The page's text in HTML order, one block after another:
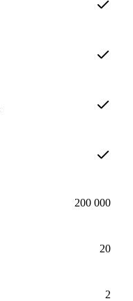
200 000
20
2